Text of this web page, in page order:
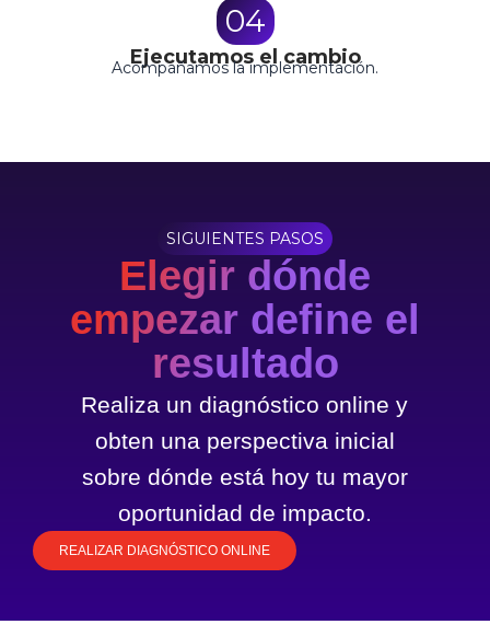
04
Ejecutamos el cambio
Acompañamos la implementación.
SIGUIENTES PASOS
Elegir dónde
empezar define el
resultado
Realiza un diagnóstico online y
obten una perspectiva inicial
sobre dónde está hoy tu mayor
oportunidad de impacto.
REALIZAR DIAGNÓSTICO ONLINE